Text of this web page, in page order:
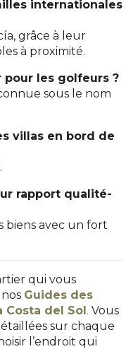
internationales
grâce à leur
à proximité.
les golfeurs ?
sous le nom
villas en bord de
rapport qualité-
biens avec un fort
qui vous
Guides des
Costa del Sol. Vous
sur chaque
l’endroit qui